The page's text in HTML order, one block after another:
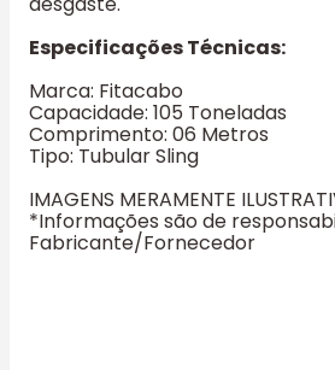
Especificações Técnicas:
Marca: Fitacabo
Capacidade: 105 Toneladas
Comprimento: 06 Metros
Tipo: Tubular Sling
IMAGENS MERAMENTE
*Informações são de
Fabricante/Fornecedor